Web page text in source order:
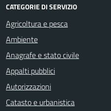
CATEGORIE DI SERVIZIO
Agricoltura e pesca
Ambiente
Anagrafe e stato civile
Appalti pubblici
Autorizzazioni
Catasto e urbanistica